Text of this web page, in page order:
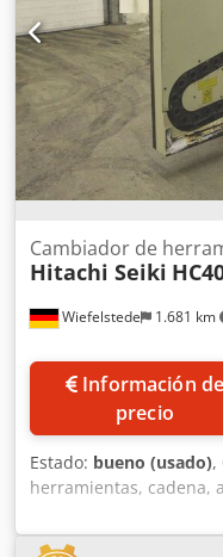
Wiefelstede 1.681 km
Cambiador de
Hitachi Seiki
Información de
precio
Estado: bueno (usado),
herramientas, cadena,
cambio de
cambiador de